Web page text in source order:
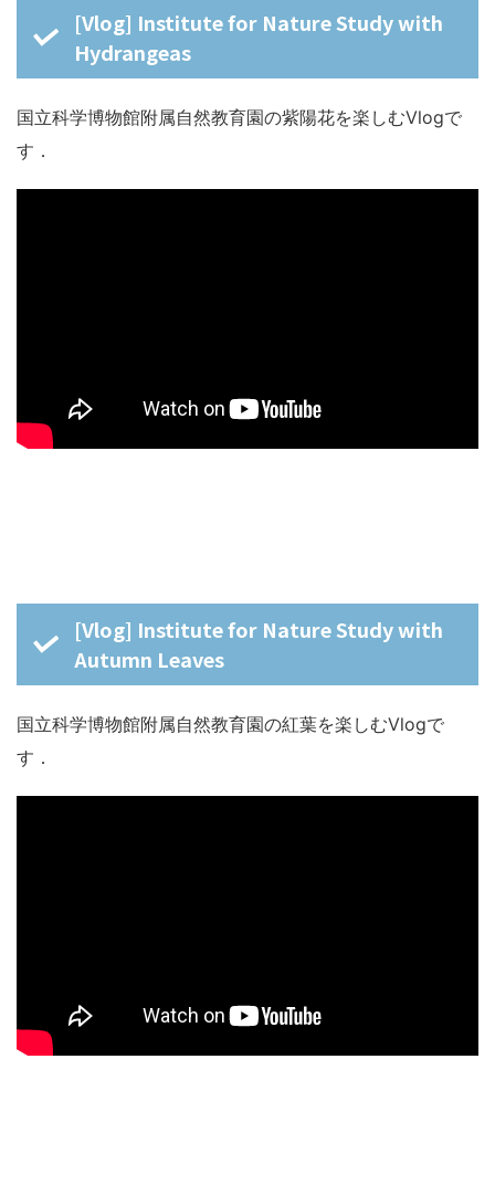
[Vlog] Institute for Nature Study with
Hydrangeas
国立科学博物館附属自然教育園の紫陽花を楽しむVlogで
す．
[Vlog] Institute for Nature Study with
Autumn Leaves
国立科学博物館附属自然教育園の紅葉を楽しむVlogで
す．